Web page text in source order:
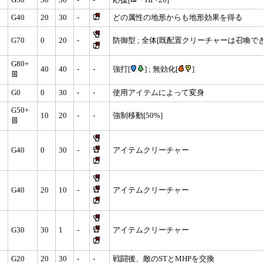
G40 20 30 - どの属性の地形からも地形効果を得る
G70 0 20 - 防御型 ; 全体[既配置クリーチャーは召喚で
G80+
40 40 - - 強打[ ] ; 無効化[ ]
G0 0 30 - - 使用アイテムによって変身
G50+
10 20 - - 強制移動[50%]
G40 0 30 - アイテムクリーチャー
G40 20 10 - アイテムクリーチャー
G30 30 1 - アイテムクリーチャー
G20 20 30 - - 戦闘後、敵のSTとMHPを交換